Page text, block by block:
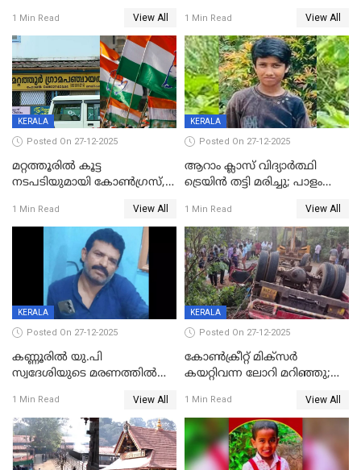
മാനസികപീഡനമെന്ന് കുറിപ്പ്
1 Min Read View All
സുഹൃത്തും പൊലീസ്
കസ്റ്റഡിയിൽ
1 Min Read View All
KERALA
Posted On 27-12-2025
മറ്റത്തൂരിൽ കൂട്ട
നടപടിയുമായി കോണ്‍ഗ്രസ്,
എട്ട് പേര്‍ ഉള്‍പ്പെടെ
പത്തുപേരെ പുറത്താക്കി,
ചൊവ്വന്നൂരിലും നടപടി
1 Min Read View All
KERALA
Posted On 27-12-2025
ആറാം ക്ലാസ് വിദ്യാർത്ഥി
ട്രെയിൻ തട്ടി മരിച്ചു; പാളം
അപകടം മലപ്പുറത്ത്
1 Min Read View All
KERALA
Posted On 27-12-2025
കണ്ണൂരിൽ യു.പി
സ്വദേശിയുടെ മരണത്തിൽ
കേസ്; തർക്കമുണ്ടായത്
ഫേഷ്യലിന് 300 രൂപ
ആവശ്യപ്പെട്ടതിനെച്ചൊല്ലി
1 Min Read View All
KERALA
Posted On 27-12-2025
കോണ്‍ക്രീറ്റ് മിക്‌സര്‍
കയറ്റിവന്ന ലോറി മറിഞ്ഞു;
അപകടം കണ്ണൂരിൽ
1 Min Read View All